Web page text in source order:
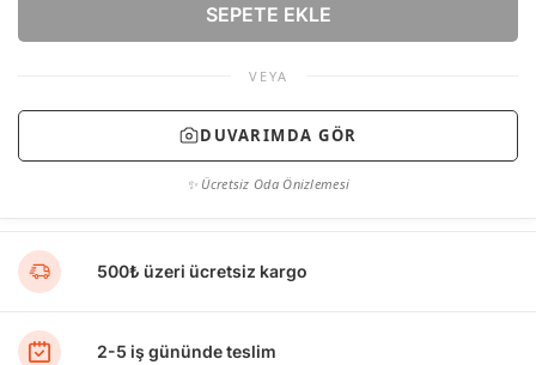
SEPETE EKLE
VEYA
DUVARIMDA GÖR
✨ Ücretsiz Oda Önizlemesi
500₺ üzeri ücretsiz kargo
2-5 iş gününde teslim